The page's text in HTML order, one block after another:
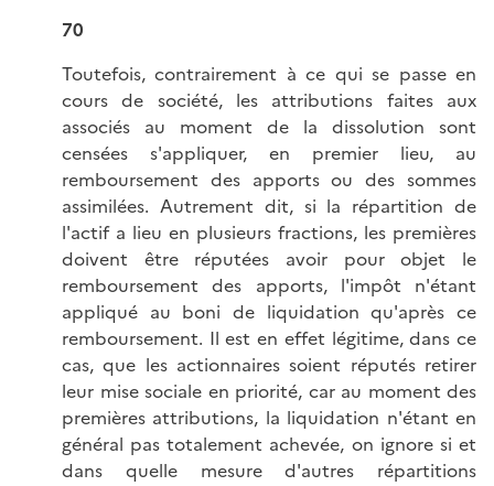
70
Toutefois, contrairement à ce qui se passe en
cours de société, les attributions faites aux
associés au moment de la dissolution sont
censées s'appliquer, en premier lieu, au
remboursement des apports ou des sommes
assimilées. Autrement dit, si la répartition de
l'actif a lieu en plusieurs fractions, les premières
doivent être réputées avoir pour objet le
remboursement des apports, l'impôt n'étant
appliqué au boni de liquidation qu'après ce
remboursement. Il est en effet légitime, dans ce
cas, que les actionnaires soient réputés retirer
leur mise sociale en priorité, car au moment des
premières attributions, la liquidation n'étant en
général pas totalement achevée, on ignore si et
dans quelle mesure d'autres répartitions